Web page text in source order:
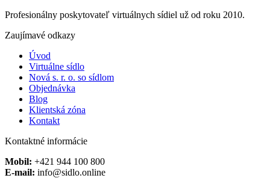
Profesionálny poskytovateľ virtuálnych sídiel už od roku 2010.
Zaujímavé odkazy
Úvod
Virtuálne sídlo
Nová s. r. o. so sídlom
Objednávka
Blog
Klientská zóna
Kontakt
Kontaktné informácie
Mobil: +421 944 100 800
E-mail: info@sidlo.online